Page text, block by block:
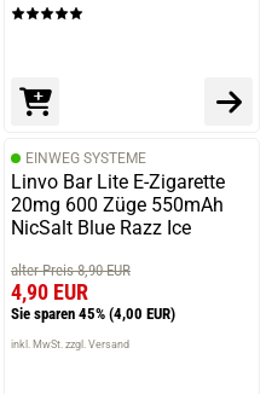
EINWEG SYSTEME
Linvo Bar Lite E-Zigarette
20mg 600 Züge 550mAh
NicSalt Blue Razz Ice
alter Preis 8,90 EUR
4,90 EUR
Sie sparen 45% (4,00 EUR)
inkl. MwSt. zzgl. Versand